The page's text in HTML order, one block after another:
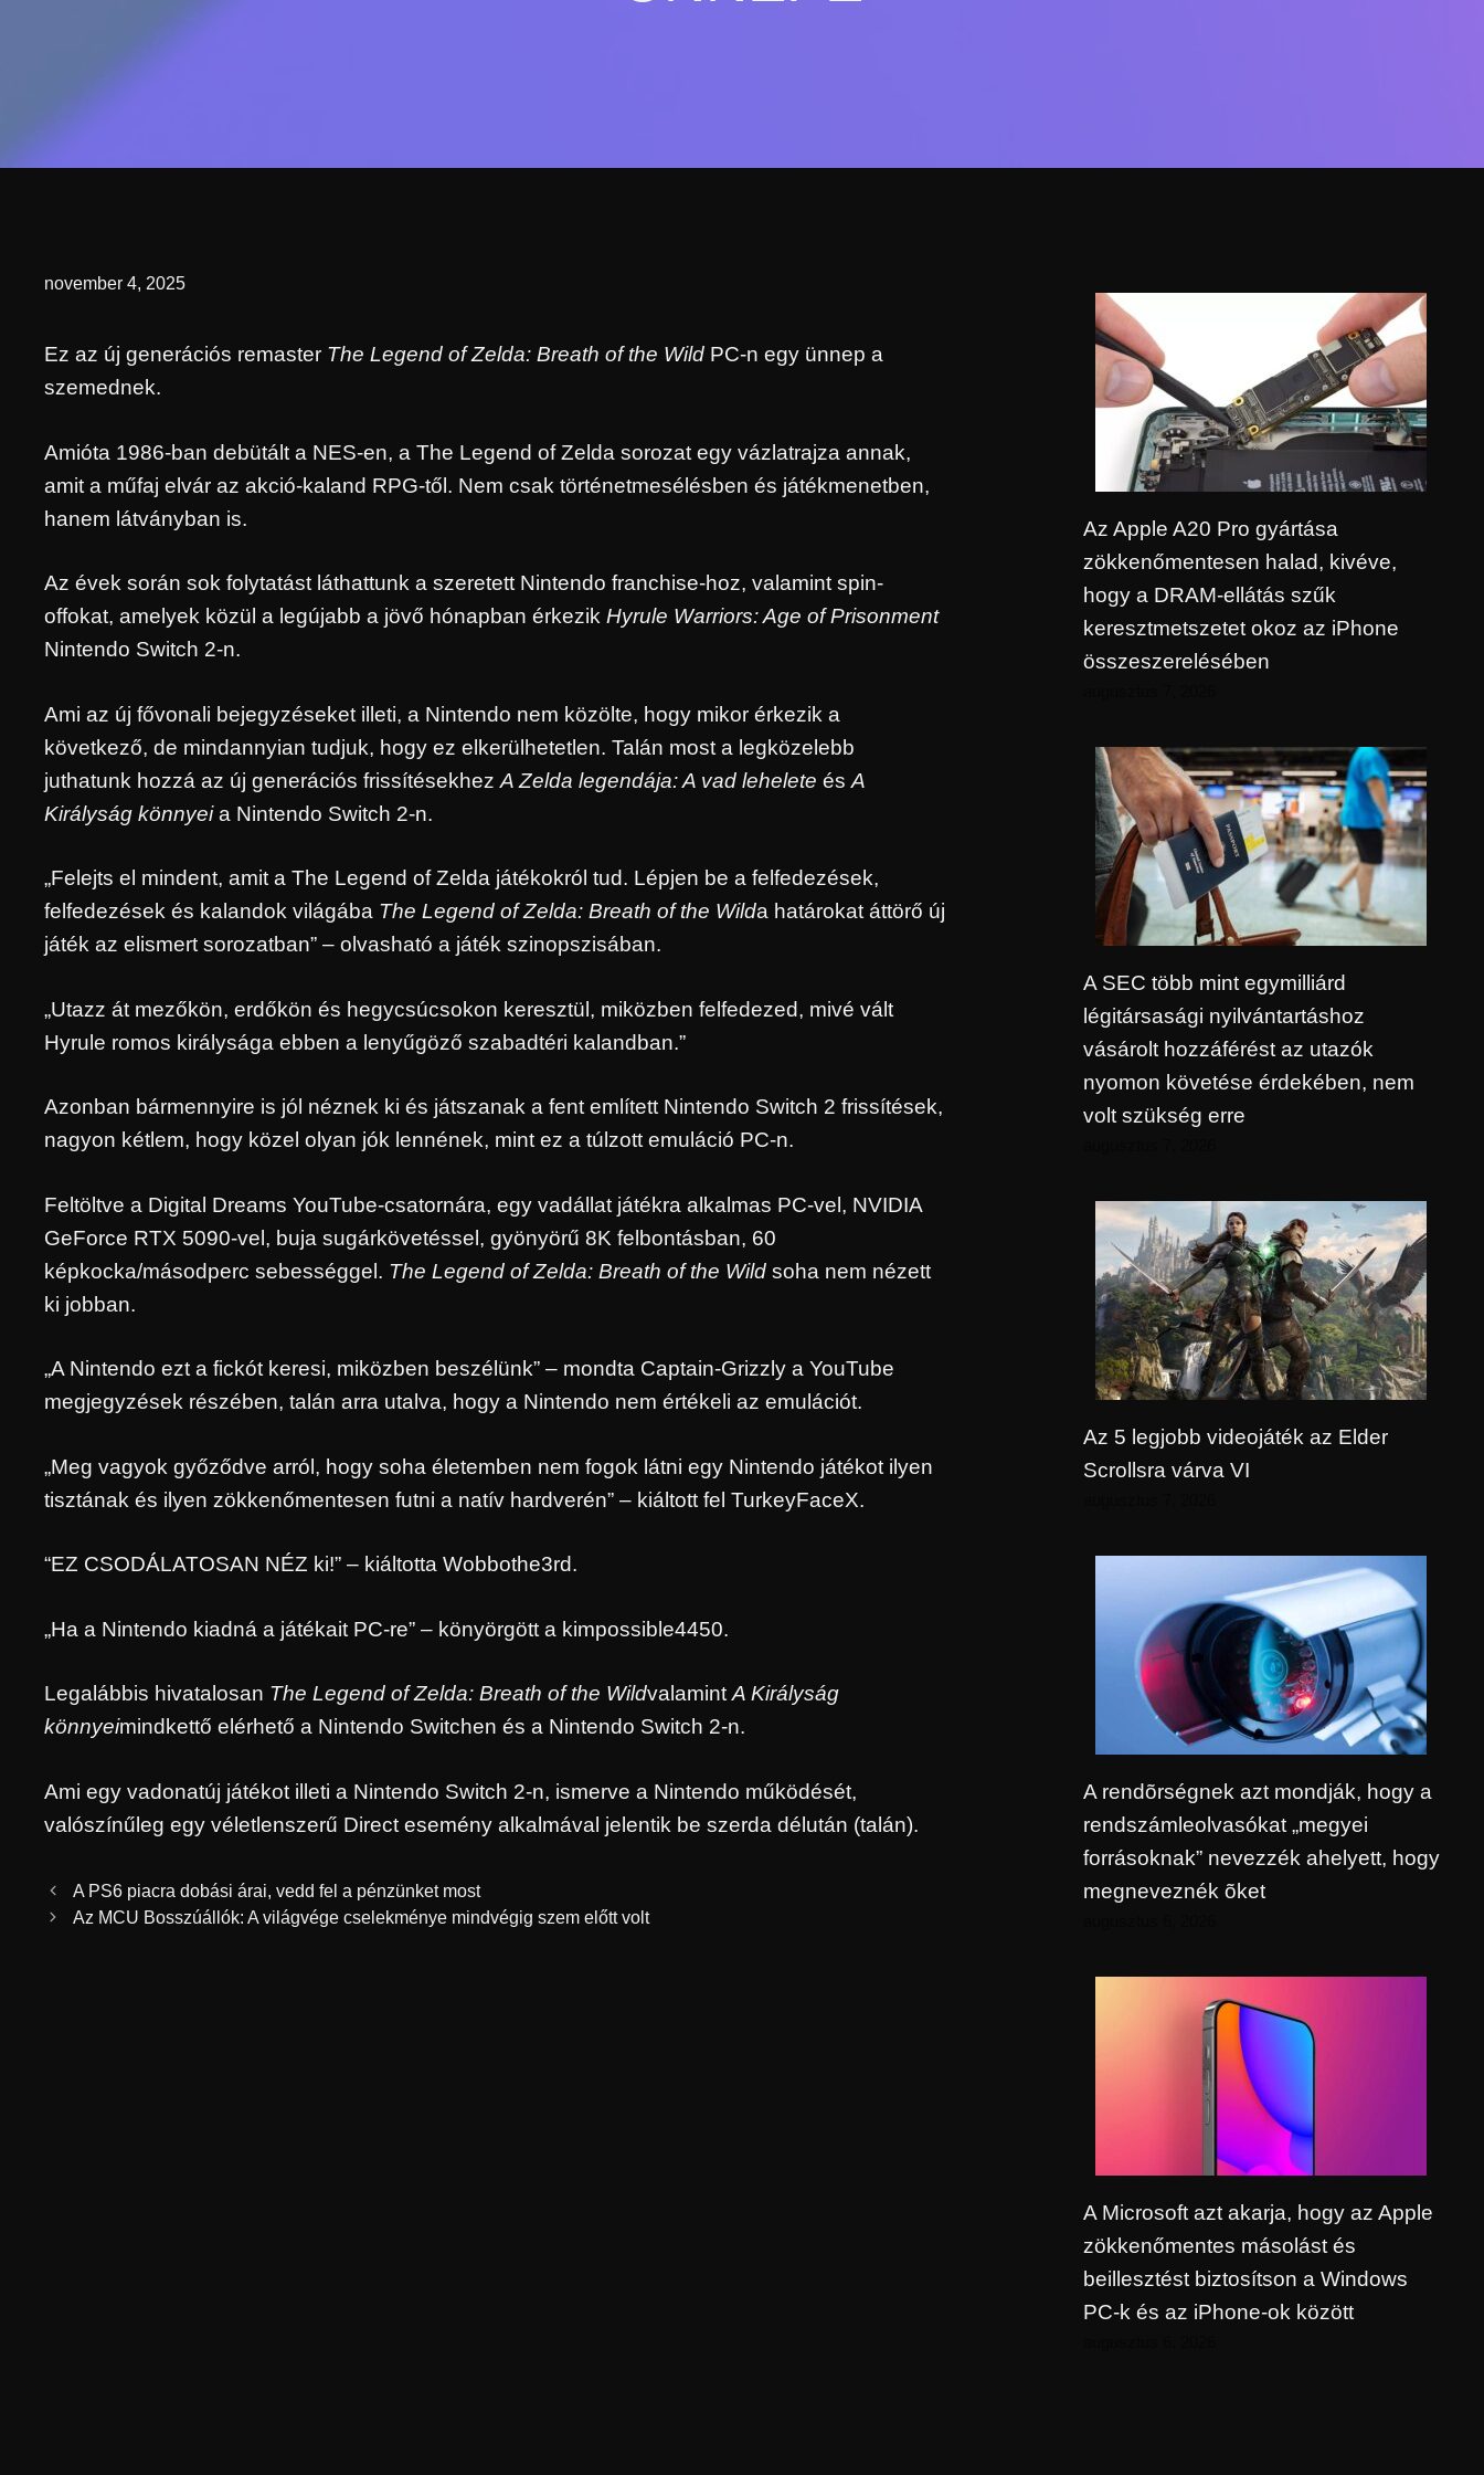
november 4, 2025
Ez az új generációs remaster The Legend of Zelda: Breath of the Wild PC-n egy ünnep a
szemednek.
Amióta 1986-ban debütált a NES-en, a The Legend of Zelda sorozat egy vázlatrajza annak,
amit a műfaj elvár az akció-kaland RPG-től. Nem csak történetmesélésben és játékmenetben,
hanem látványban is.
Az évek során sok folytatást láthattunk a szeretett Nintendo franchise-hoz, valamint spin-
offokat, amelyek közül a legújabb a jövő hónapban érkezik Hyrule Warriors: Age of Prisonment
Nintendo Switch 2-n.
Ami az új fővonali bejegyzéseket illeti, a Nintendo nem közölte, hogy mikor érkezik a
következő, de mindannyian tudjuk, hogy ez elkerülhetetlen. Talán most a legközelebb
juthatunk hozzá az új generációs frissítésekhez A Zelda legendája:A vad lehelete és A
Királyság könnyeia Nintendo Switch 2-n.
„Felejts el mindent, amit a The Legend of Zelda játékokról tud. Lépjen be a felfedezések,
felfedezések és kalandok világába The Legend of Zelda: Breath of the Wilda határokat áttörő új
játék az elismert sorozatban” – olvasható a játék szinopszisában.
„Utazz át mezőkön, erdőkön és hegycsúcsokon keresztül, miközben felfedezed, mivé vált
Hyrule romos királysága ebben a lenyűgöző szabadtéri kalandban.”
Azonban bármennyire is jól néznek ki és játszanak a fent említett Nintendo Switch 2 frissítések,
nagyon kétlem, hogy közel olyan jók lennének, mint ez a túlzott emuláció PC-n.
Feltöltve a Digital Dreams YouTube-csatornára, egy vadállat játékra alkalmas PC-vel, NVIDIA
GeForce RTX 5090-vel, buja sugárkövetéssel, gyönyörű 8K felbontásban, 60
képkocka/másodperc sebességgel. The Legend of Zelda: Breath of the Wild soha nem nézett
ki jobban.
„A Nintendo ezt a fickót keresi, miközben beszélünk” – mondta Captain-Grizzly a YouTube
megjegyzések részében, talán arra utalva, hogy a Nintendo nem értékeli az emulációt.
„Meg vagyok győződve arról, hogy soha életemben nem fogok látni egy Nintendo játékot ilyen
tisztának és ilyen zökkenőmentesen futni a natív hardverén” – kiáltott fel TurkeyFaceX.
“EZ CSODÁLATOSAN NÉZ ki!” – kiáltotta Wobbothe3rd.
„Ha a Nintendo kiadná a játékait PC-re” – könyörgött a kimpossible4450.
Legalábbis hivatalosan The Legend of Zelda: Breath of the Wildvalamint A Királyság
könnyeimindkettő elérhető a Nintendo Switchen és a Nintendo Switch 2-n.
Ami egy vadonatúj játékot illeti a Nintendo Switch 2-n, ismerve a Nintendo működését,
valószínűleg egy véletlenszerű Direct esemény alkalmával jelentik be szerda délután (talán).
A PS6 piacra dobási árai, vedd fel a pénzünket most
Az MCU Bosszúállók: A világvége cselekménye mindvégig szem előtt volt
Az Apple A20 Pro gyártása
zökkenőmentesen halad, kivéve,
hogy a DRAM-ellátás szűk
keresztmetszetet okoz az iPhone
összeszerelésében
A SEC több mint egymilliárd
légitársasági nyilvántartáshoz
vásárolt hozzáférést az utazók
nyomon követése érdekében, nem
volt szükség erre
Az 5 legjobb videojáték az Elder
Scrollsra várva VI
A rendõrségnek azt mondják, hogy a
rendszámleolvasókat „megyei
forrásoknak” nevezzék ahelyett, hogy
megneveznék õket
A Microsoft azt akarja, hogy az Apple
zökkenőmentes másolást és
beillesztést biztosítson a Windows
PC-k és az iPhone-ok között